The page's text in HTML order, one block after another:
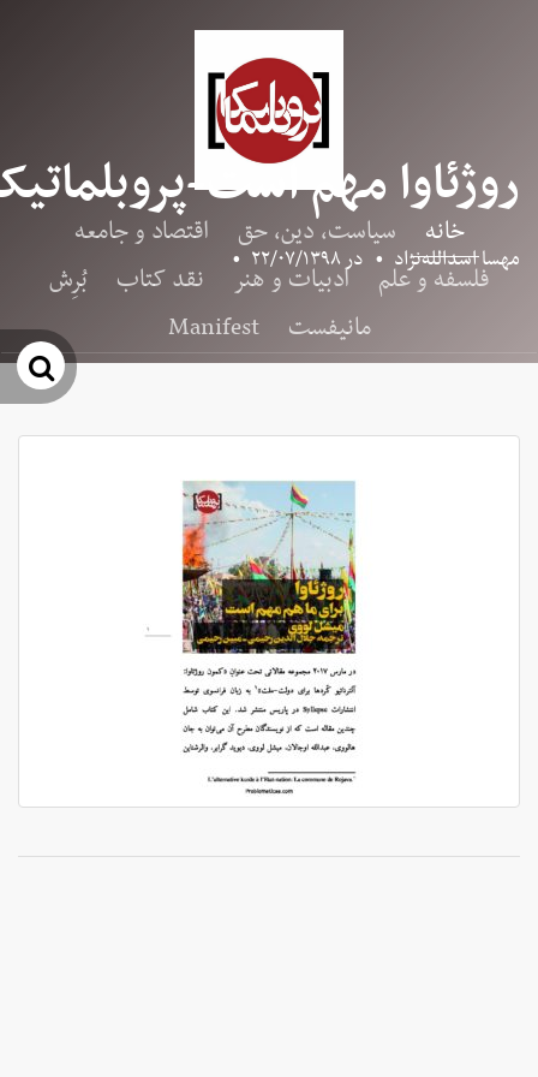
خانه سیاست، دین، حق
اقتصاد و جامعه
فلسفه و علم
ادبیات و هنر نقد کتاب
بُرِش
مانیفست
Manifest
روژئاوا مهم است-
مهسا اسدالله‌نژاد • در۲۲/۰۷/۱۳۹۸ •